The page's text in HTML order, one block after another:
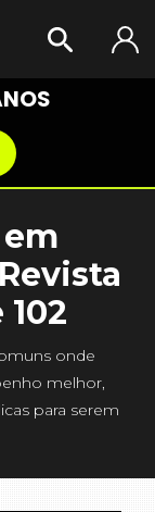
onde
melhor,
para serem